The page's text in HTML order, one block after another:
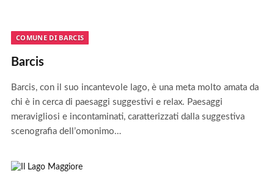
COMUNE DI BARCIS
Barcis
Barcis, con il suo incantevole lago, è una meta molto amata da
chi è in cerca di paesaggi suggestivi e relax. Paesaggi
meravigliosi e incontaminati, caratterizzati dalla suggestiva
scenografia dell’omonimo…